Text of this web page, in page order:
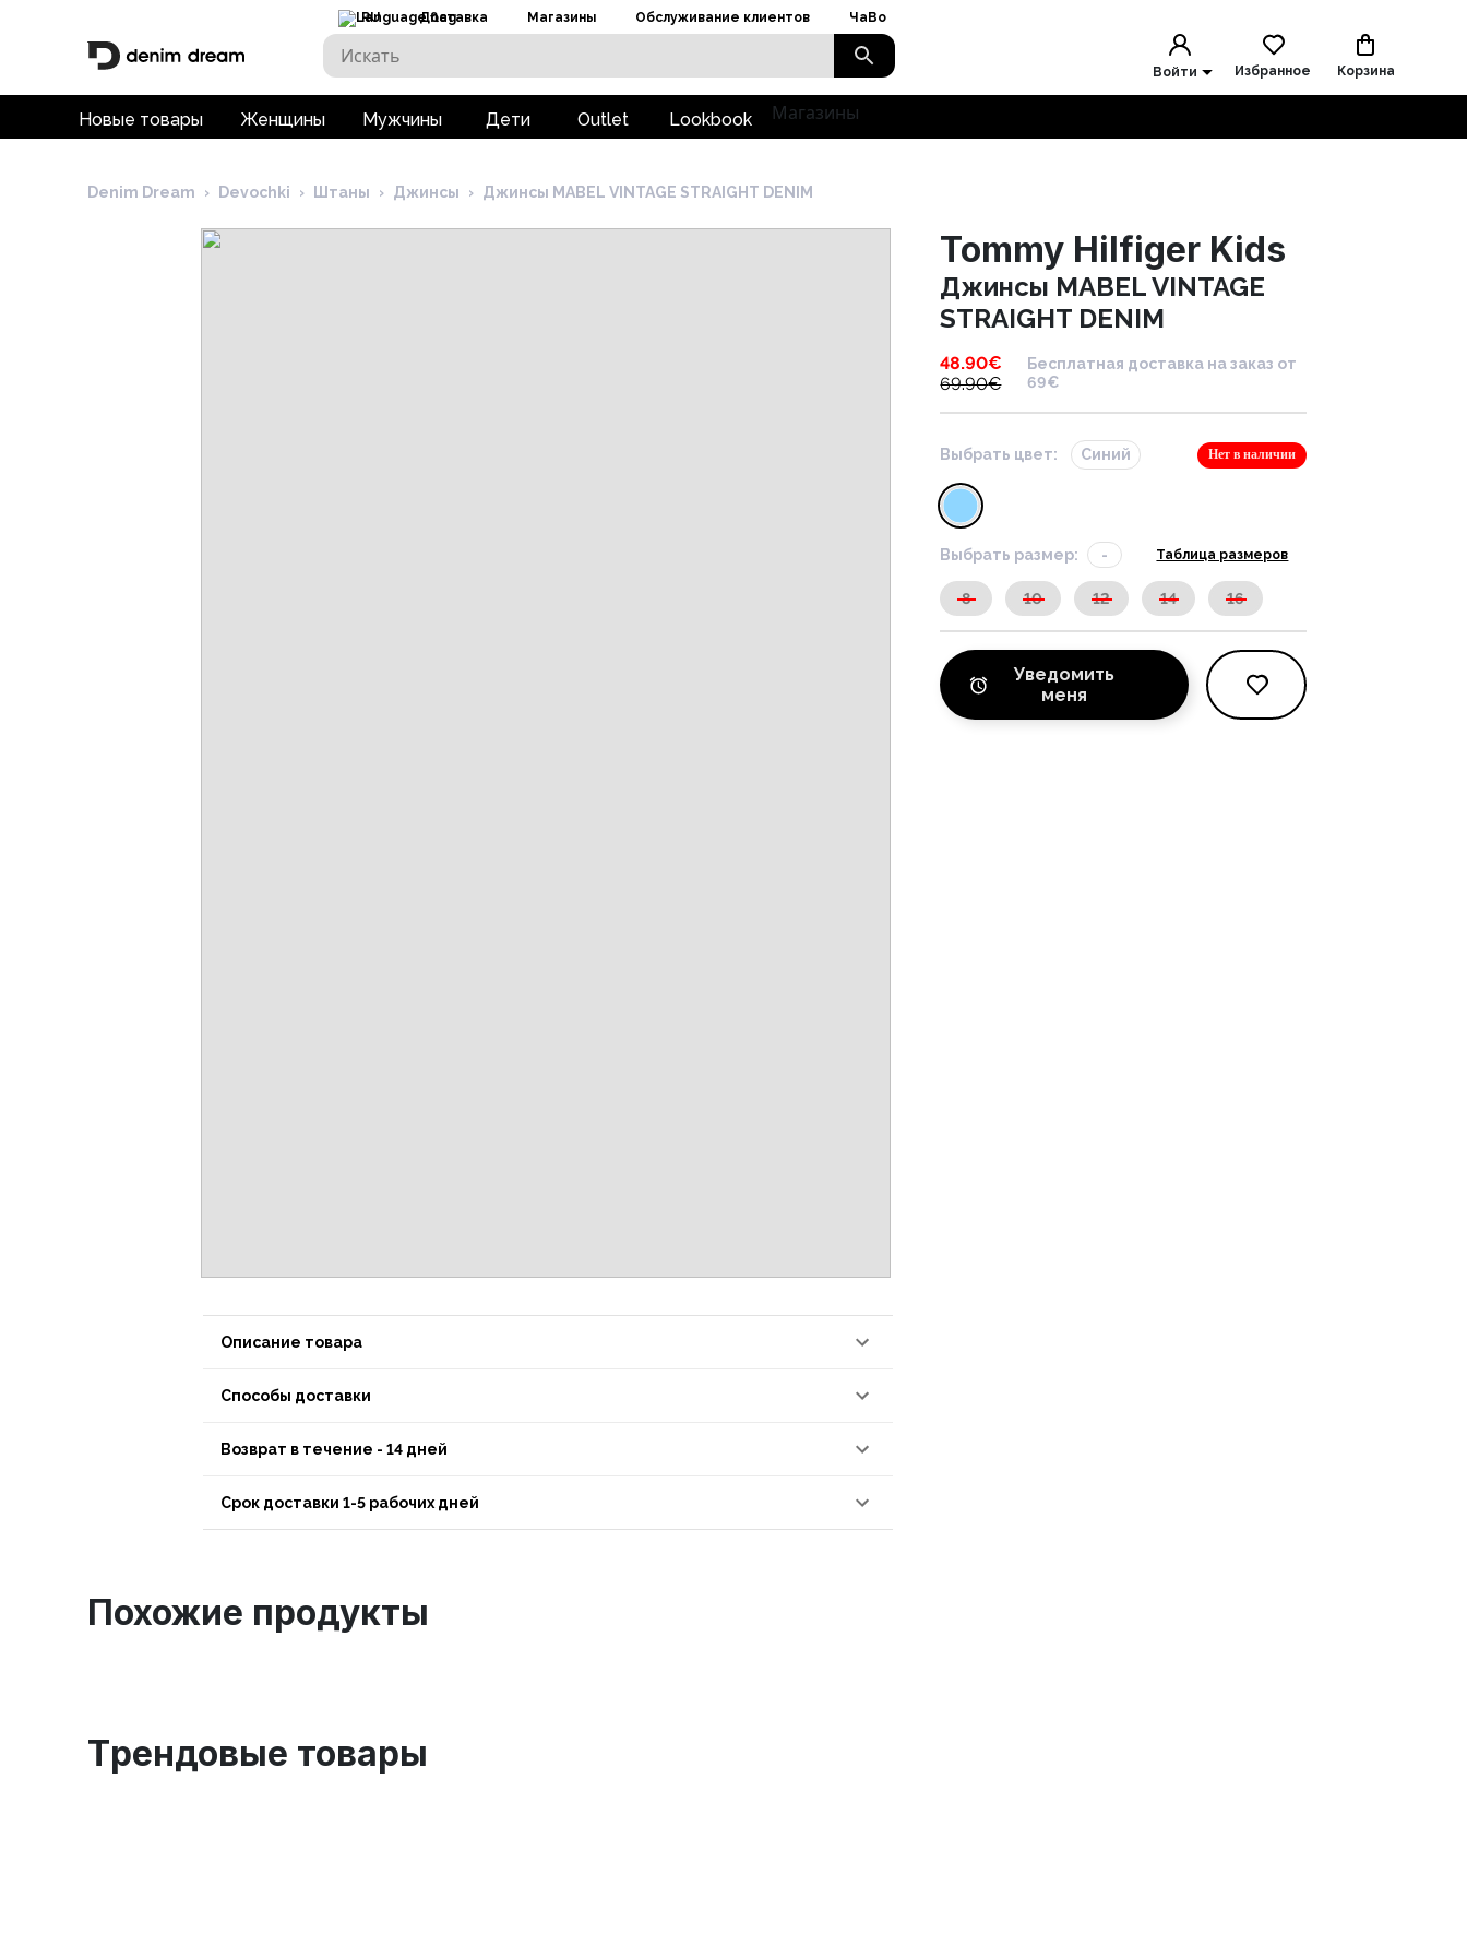
RU Доставка Магазины Обслуживание клиентов ЧаВо
Войти Избранное Корзина
Новые товары Женщины Мужчины Дети Outlet Lookbook Магазины
Denim Dream › Devochki › Штаны › Джинсы › Джинсы MABEL VINTAGE STRAIGHT DENIM
Описание товара
Способы доставки
Возврат в течение - 14 дней
Срок доставки 1-5 рабочих дней
Tommy Hilfiger Kids
Джинсы MABEL VINTAGE
STRAIGHT DENIM
48.90€
69.90€
Бесплатная доставка на заказ от
69€
Выбрать цвет: Синий Нет в наличии
Выбрать размер: - Таблица размеров
8 10 12 14 16
Уведомить
меня
Похожие продукты
Tрендовые товары